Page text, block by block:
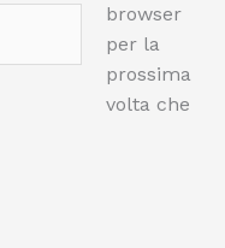
browser
per la
prossima
volta che